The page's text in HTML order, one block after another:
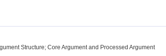
Structure; Core Argument and Processed Argument